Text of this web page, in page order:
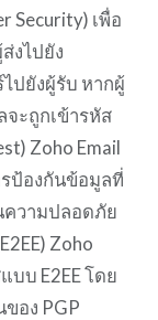
Security) เพื่อ
งไปยัง
ไปยังผู้รับ หากผู้
จะถูกเข้ารหัส
Zoho Email
รป้องกันข้อมูลที่
ความปลอดภัย
Zoho
บบ E2EE โดย
อง PGP